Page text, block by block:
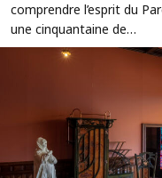
comprendre l’esprit du
une cinquantaine de…